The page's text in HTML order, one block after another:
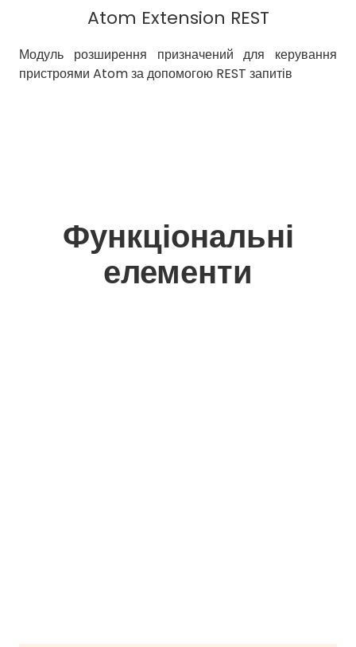
Atom Extension REST
Модуль розширення призначений для керування
пристроями Atom за допомогою REST запитів
Функціональні
елементи